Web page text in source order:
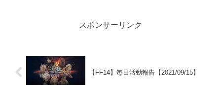
スポンサーリンク
【FF14】毎日活動報告【2021/09/15】